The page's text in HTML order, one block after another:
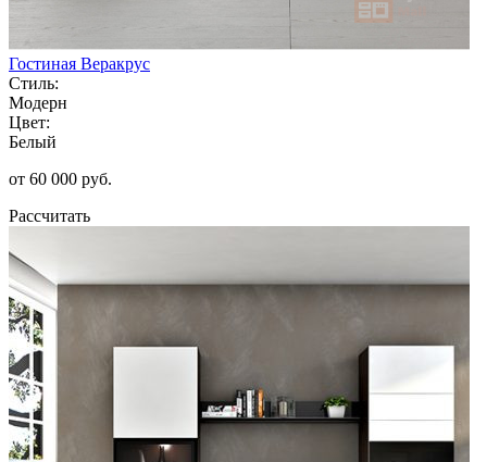
Гостиная Веракрус
Стиль:
Модерн
Цвет:
Белый
от 60 000 руб.
Рассчитать